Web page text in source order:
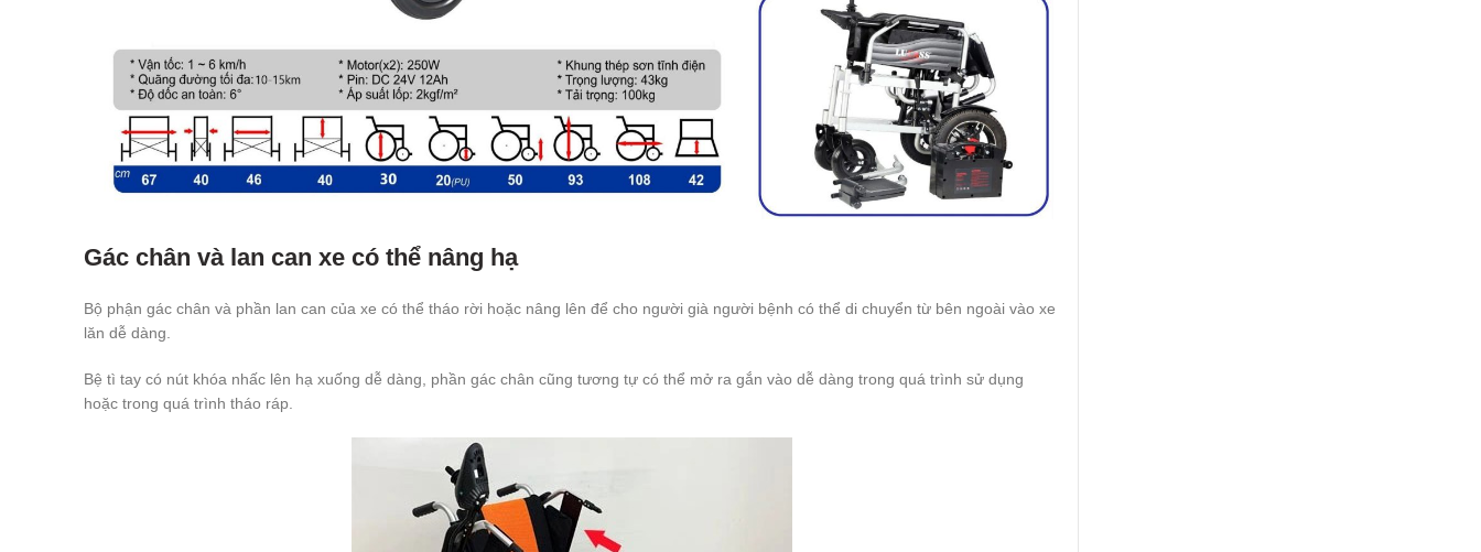
Gác chân và lan can xe có thể nâng hạ
Bộ phận gác chân và phần lan can của xe có thể tháo rời hoặc nâng lên để cho người già người bệnh có thể di chuyển từ bên ngoài vào xe
lăn dễ dàng.
Bệ tì tay có nút khóa nhấc lên hạ xuống dễ dàng, phần gác chân cũng tương tự có thể mở ra gắn vào dễ dàng trong quá trình sử dụng
hoặc trong quá trình tháo ráp.